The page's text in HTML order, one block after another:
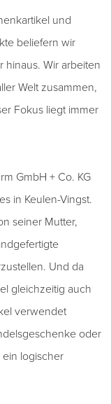
und
beliefern wir
hinaus. Wir arbeiten
Welt zusammen,
Fokus liegt immer
GmbH + Co. KG
in Keulen-Vingst.
seiner Mutter,
Und da
gleichzeitig auch
verwendet
oder
logischer